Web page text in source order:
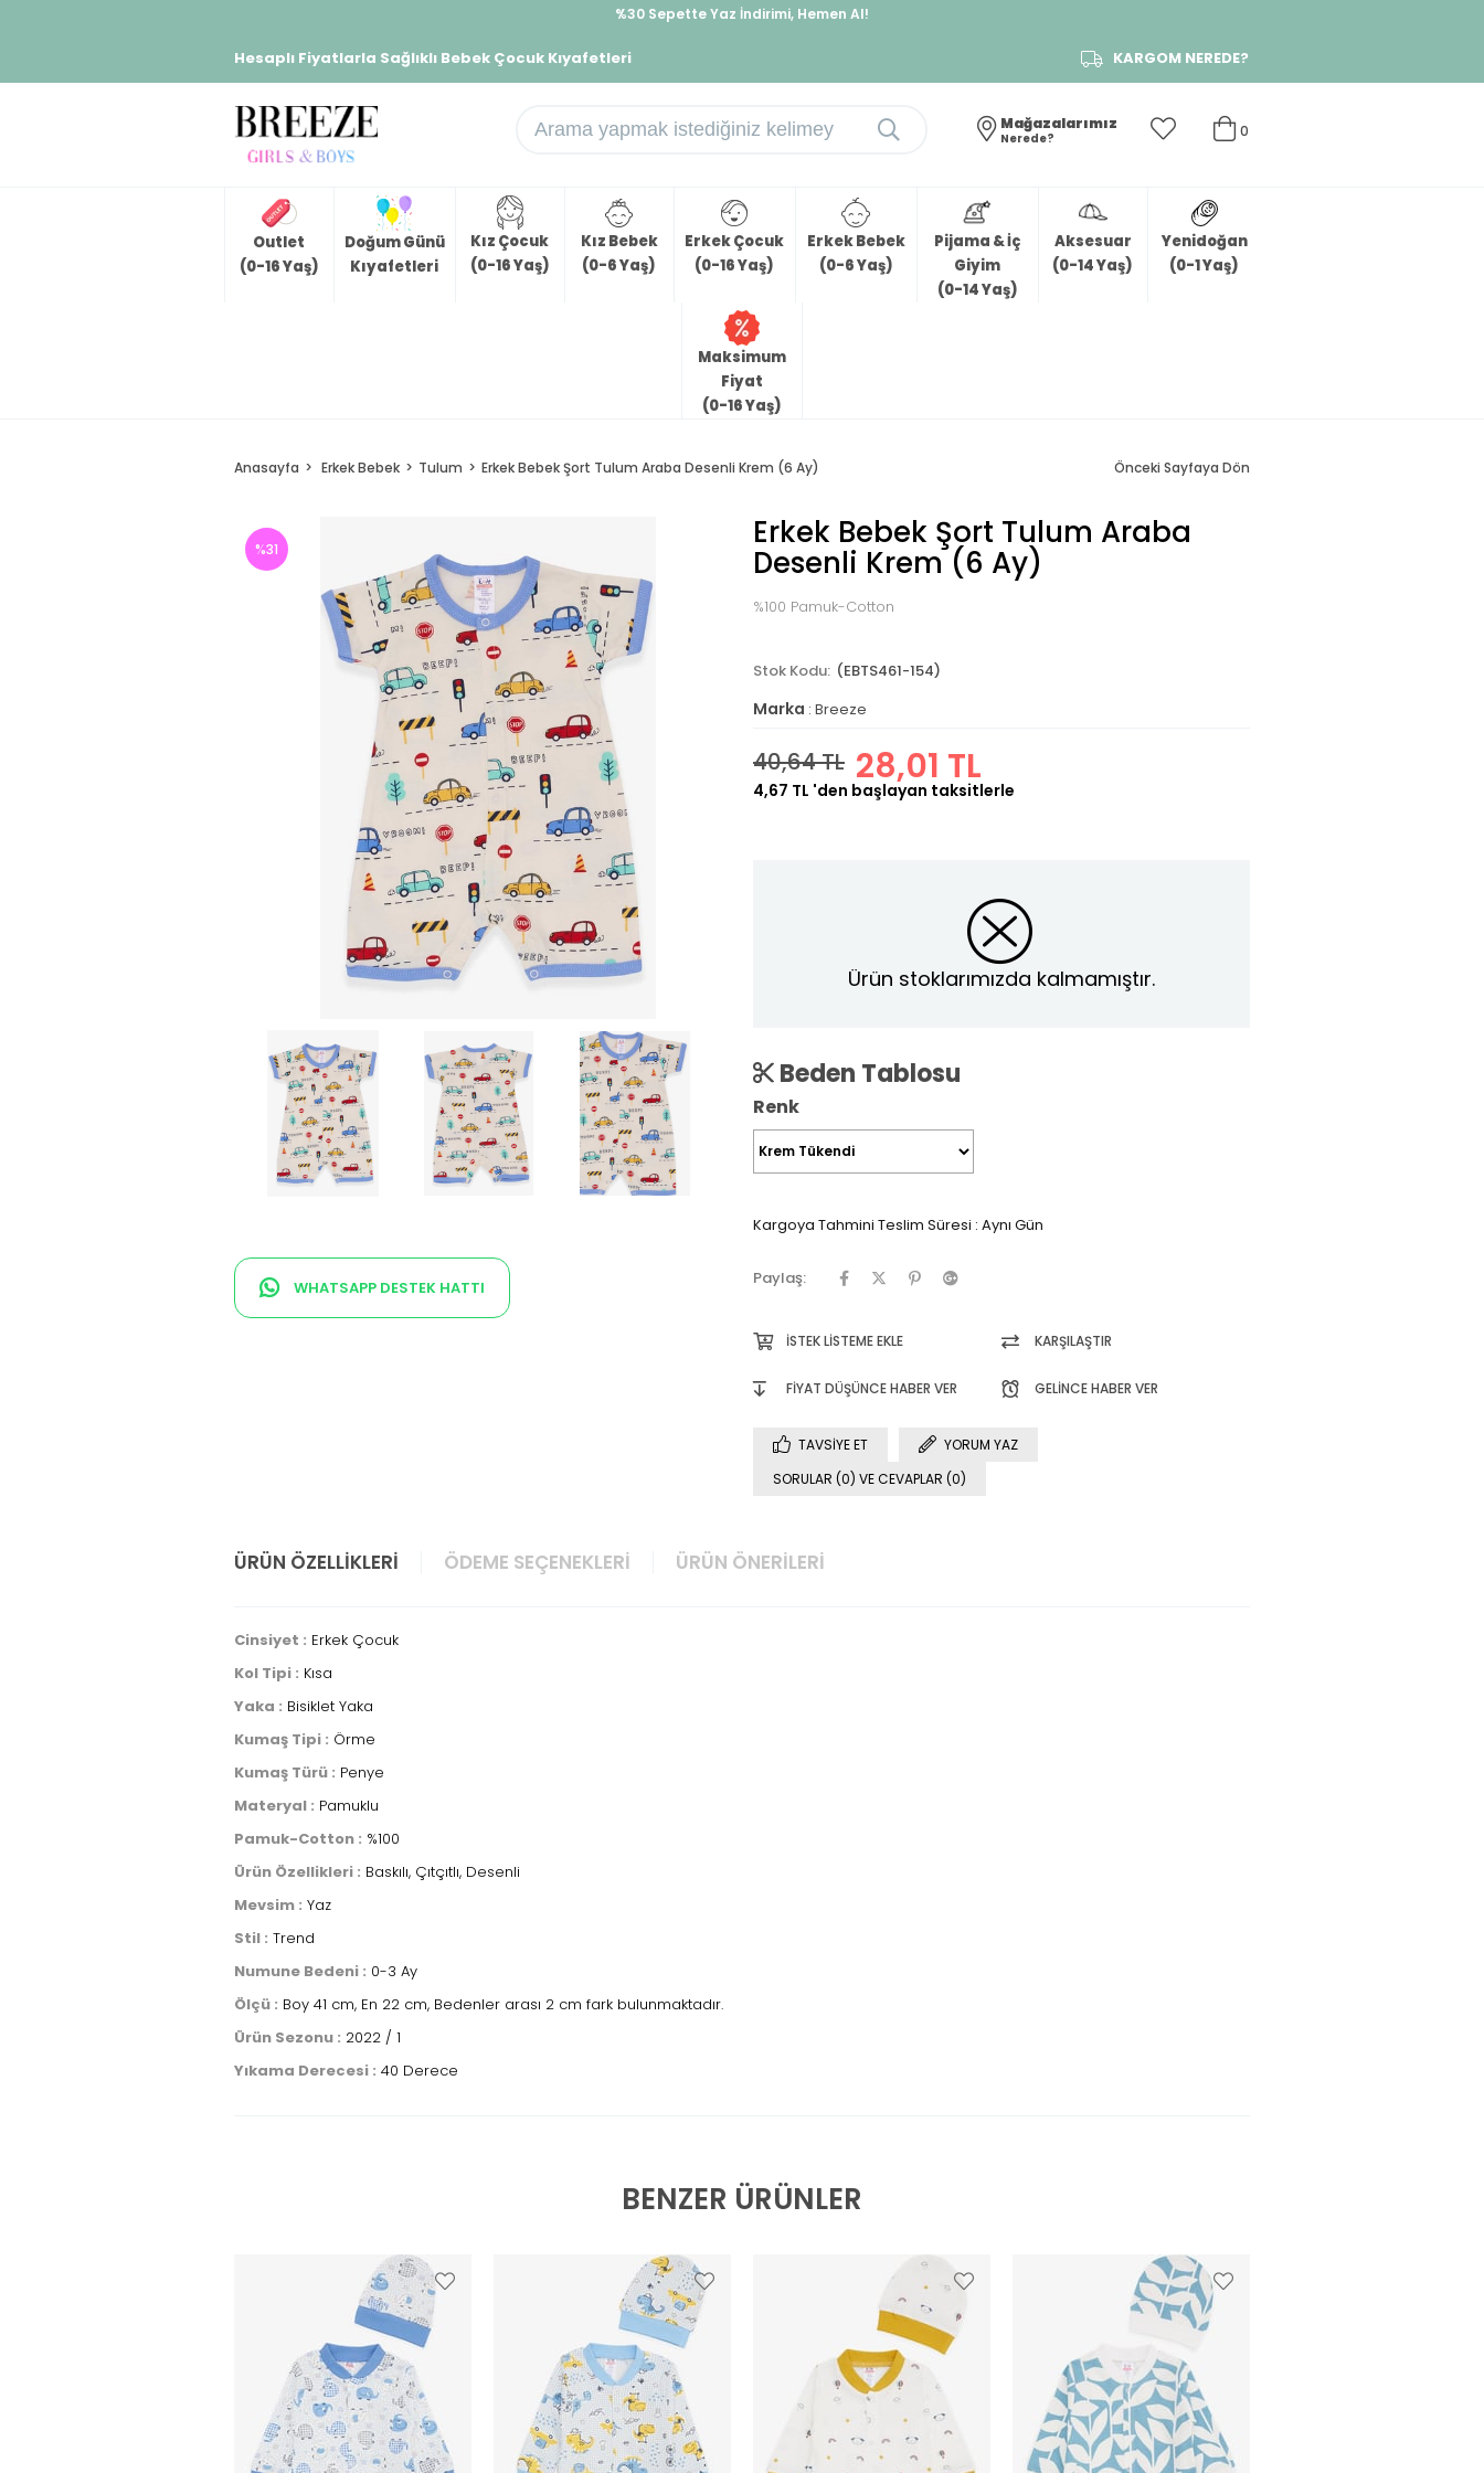
%30 Sepette Yaz İndirimi, Hemen Al!
Hesaplı Fiyatlarla Sağlıklı Bebek Çocuk Kıyafetleri KARGOM NEREDE?
0
Mağazalarımız
Nerede?
Outlet
(0-16 Yaş)
Doğum Günü
Kıyafetleri
Kız Çocuk
(0-16 Yaş)
Kız Bebek
(0-6 Yaş)
Erkek Çocuk
(0-16 Yaş)
Erkek Bebek
(0-6 Yaş)
Pijama & İç
Giyim
(0-14 Yaş)
Aksesuar
(0-14 Yaş)
Yenidoğan
(0-1 Yaş)
Maksimum
Fiyat
(0-16 Yaş)
Anasayfa Erkek Bebek Tulum Erkek Bebek Şort Tulum Araba Desenli Krem (6 Ay) Önceki Sayfaya Dön
%31
WHATSAPP DESTEK HATTI
Erkek Bebek Şort Tulum Araba
Desenli Krem (6 Ay)
%100 Pamuk-Cotton
(EBTS461-154)
Marka : Breeze
40,64 TL 28,01 TL
4,67 TL 'den başlayan taksitlerle
Ürün stoklarımızda kalmamıştır.
Beden Tablosu
Renk
Kargoya Tahmini Teslim Süresi : Aynı Gün
Paylaş:
İSTEK LISTEME EKLE KARŞILAŞTIR
FIYAT DÜŞÜNCE HABER VER GELINCE HABER VER
TAVSIYE ET
YORUM YAZ
SORULAR (0) VE CEVAPLAR (0)
ÜRÜN ÖZELLIKLERI ÖDEME SEÇENEKLERI ÜRÜN ÖNERILERI
Cinsiyet : Erkek Çocuk
Kol Tipi : Kısa
Yaka : Bisiklet Yaka
Kumaş Tipi : Örme
Kumaş Türü : Penye
Materyal : Pamuklu
Pamuk-Cotton : %100
Ürün Özellikleri : Baskılı, Çıtçıtlı, Desenli
Mevsim : Yaz
Stil : Trend
Numune Bedeni : 0-3 Ay
Ölçü : Boy 41 cm, En 22 cm, Bedenler arası 2 cm fark bulunmaktadır.
Ürün Sezonu : 2022 / 1
Yıkama Derecesi : 40 Derece
BENZER ÜRÜNLER